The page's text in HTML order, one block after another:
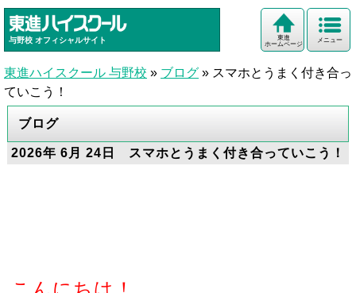
与野校 オフィシャルサイト メニュー
東進
ホームページ
東進ハイスクール 与野校 » ブログ » スマホとうまく付き合っ
ていこう！
ブログ
2026年 6月 24日 スマホとうまく付き合っていこう！
こんにちは！